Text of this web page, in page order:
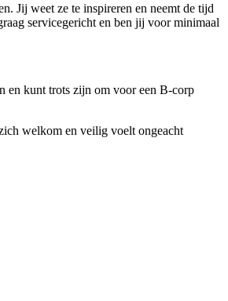
Jij weet ze te inspireren en neemt de tijd
servicegericht en ben jij voor minimaal
en kunt trots zijn om voor een B-corp
welkom en veilig voelt ongeacht